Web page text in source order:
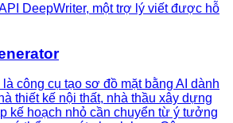
DeepWriter, một trợ lý viết được hỗ
công cụ tạo sơ đồ mặt bằng AI dành
thiết kế nội thất, nhà thầu xây dựng
kế hoạch nhỏ cần chuyển từ ý tưởng